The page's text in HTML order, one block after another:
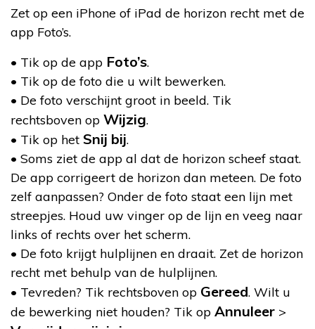
Zet op een iPhone of iPad de horizon recht met de
app Foto’s.
• Tik op de app Foto’s.
• Tik op de foto die u wilt bewerken.
• De foto verschijnt groot in beeld. Tik
rechtsboven op Wijzig.
• Tik op het Snij bij.
• Soms ziet de app al dat de horizon scheef staat.
De app corrigeert de horizon dan meteen. De foto
zelf aanpassen? Onder de foto staat een lijn met
streepjes. Houd uw vinger op de lijn en veeg naar
links of rechts over het scherm.
• De foto krijgt hulplijnen en draait. Zet de horizon
recht met behulp van de hulplijnen.
• Tevreden? Tik rechtsboven op Gereed. Wilt u
de bewerking niet houden? Tik op Annuleer >